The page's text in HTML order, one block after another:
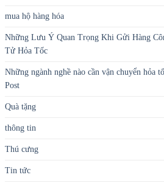
mua hộ hàng hóa
Những Lưu Ý Quan Trọng Khi Gửi Hàng
Tử Hỏa Tốc
Những ngành nghề nào cần vận chuyển hỏa
Post
Quà tặng
thông tin
Thú cưng
Tin tức